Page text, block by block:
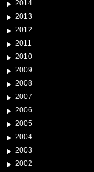
2014
2013
2012
2011
2010
2009
2008
2007
2006
2005
2004
2003
2002